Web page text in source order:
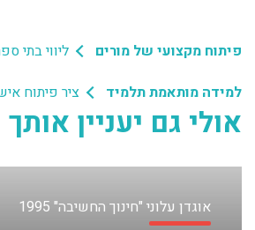
פיתוח מקצועי של מורים
ליווי בתי
למידה מותאמת תלמיד
ציר פיתוח
אולי גם יעניין אותך
אוגדן עלוני "חינוך החשיבה" 1995